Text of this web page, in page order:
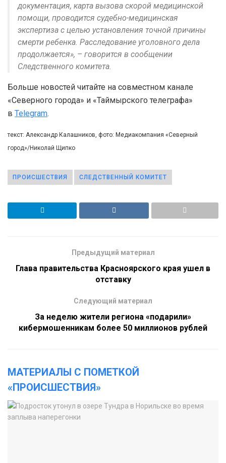
документация, карта вызова скорой медицинской
помощи, проводится судебно-медицинская
экспертиза с целью установления точной причины
смерти ребенка. Расследование уголовного дела
продолжается», – говорится в сообщении
Следственного комитета.
Больше новостей читайте на совместном канале
«Северного города» и «Таймырского телеграфа»
в Telegram.
текст: Александр Калашников, фото: Медиакомпания «Северный
город»/Николай Щипко
ПРОИСШЕСТВИЯ СЛЕДСТВЕННЫЙ КОМИТЕТ
Предыдущий материал
Глава правительства Красноярского края ушел в
отставку
Следующий материал
За неделю жители региона «подарили»
кибермошенникам более 50 миллионов рублей
МАТЕРИАЛЫ С ПОМЕТКОЙ
«ПРОИСШЕСТВИЯ»